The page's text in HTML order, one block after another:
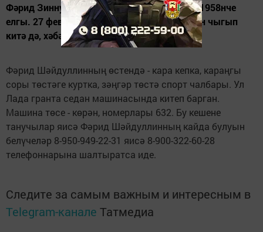
Фәрид Зиннур улы Шәйдуллин югалган. Ул 1958нче
елгы. 27 февраль көнне иртәнге яктан өйдән чыгып
китә дә, хәбәрсез югала.
Фәрид Шәйдуллинның өстендә - кара кепка, караңгы
соры төстәге куртка, зәңгәр төстә спорт чалбары. Ул
Лада гранта седан машинасында китеп барган.
Машина төсе - көрән, номерлары 632. Бу кешене
танучылар яисә Фәрид Шәйдуллинның кайда булуын
белүчеләр 8-950-949-22-31 яисә 8-900-322-60-28
телефоннарына шалтыратса иде.
Следите за самым важным и интересным в
Telegram-канале Татмедиа